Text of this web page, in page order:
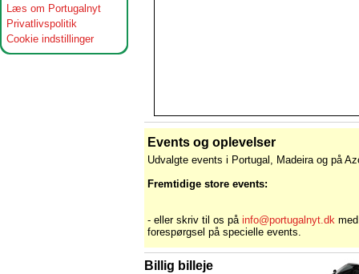
Læs om Portugalnyt
Privatlivspolitik
Cookie indstillinger
Events og oplevelser
Udvalgte events i Portugal, Madeira og på
Fremtidige store events:
- eller skriv til os på info@portugalnyt.dk med
forespørgsel på specielle events.
Billig billeje